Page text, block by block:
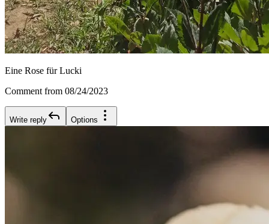
Eine Rose für Lucki
Comment from 08/24/2023
Write reply Options